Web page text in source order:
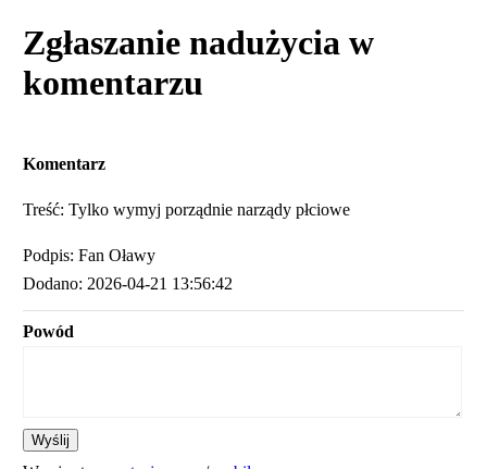
Zgłaszanie nadużycia w
komentarzu
Komentarz
Treść: Tylko wymyj porządnie narządy płciowe
Podpis: Fan Oławy
Dodano: 2026-04-21 13:56:42
Powód
Wyślij